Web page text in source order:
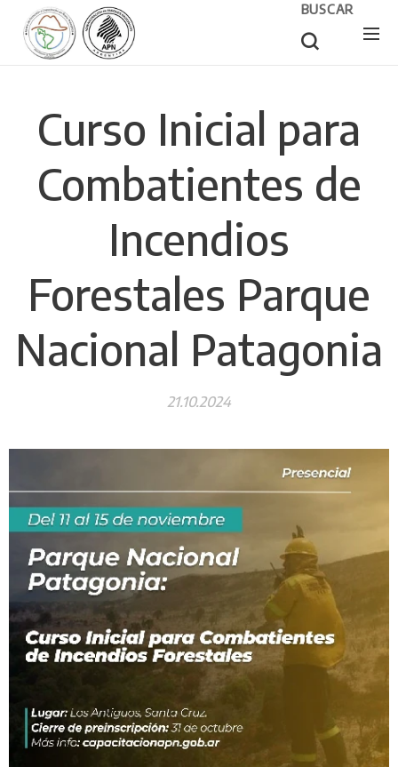
BUSCAR
Curso Inicial para
Combatientes de
Incendios
Forestales Parque
Nacional Patagonia
21.10.2024